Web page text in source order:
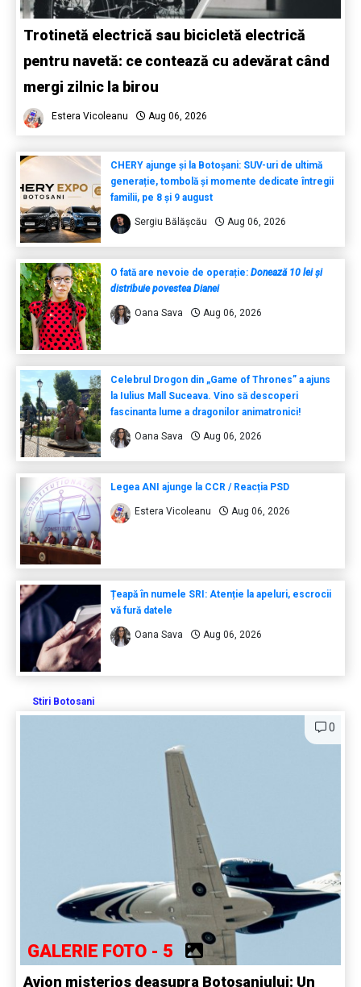
Trotinetă electrică sau bicicletă electrică
pentru navetă: ce contează cu adevărat când
mergi zilnic la birou
Estera Vicoleanu Aug 06, 2026
CHERY ajunge și la Botoșani: SUV-uri de ultimă
generație, tombolă și momente dedicate întregii
familii, pe 8 și 9 august
Sergiu Bălășcău Aug 06, 2026
O fată are nevoie de operație: Donează 10 lei și
distribuie povestea Dianei
Oana Sava Aug 06, 2026
Celebrul Drogon din „Game of Thrones” a ajuns
la Iulius Mall Suceava. Vino să descoperi
fascinanta lume a dragonilor animatronici!
Oana Sava Aug 06, 2026
Legea ANI ajunge la CCR / Reacția PSD
Estera Vicoleanu Aug 06, 2026
Țeapă în numele SRI: Atenție la apeluri, escrocii
vă fură datele
Oana Sava Aug 06, 2026
Stiri Botosani
0
GALERIE FOTO - 5
Avion misterios deasupra Botoșaniului: Un